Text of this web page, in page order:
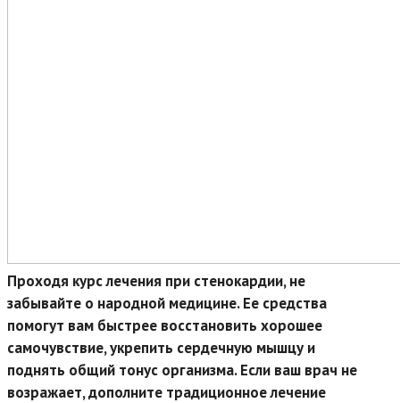
Проходя курс лечения при стенокардии, не
забывайте о народной медицине. Ее средства
помогут вам быстрее восстановить хорошее
самочувствие, укрепить сердечную мышцу и
поднять общий тонус организма. Если ваш врач не
возражает, дополните традиционное лечение